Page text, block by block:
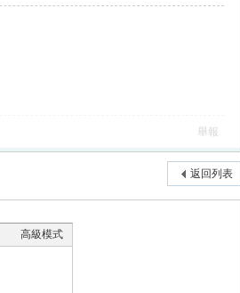
舉報
返回列表
高級模式